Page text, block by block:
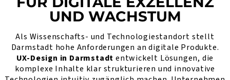
UND WACHSTUM
Als Wissenschafts- und Technologiestandort stellt
Darmstadt hohe Anforderungen an digitale Produkte.
UX-Design in Darmstadt entwickelt Lösungen, die
komplexe Inhalte klar strukturieren und innovative